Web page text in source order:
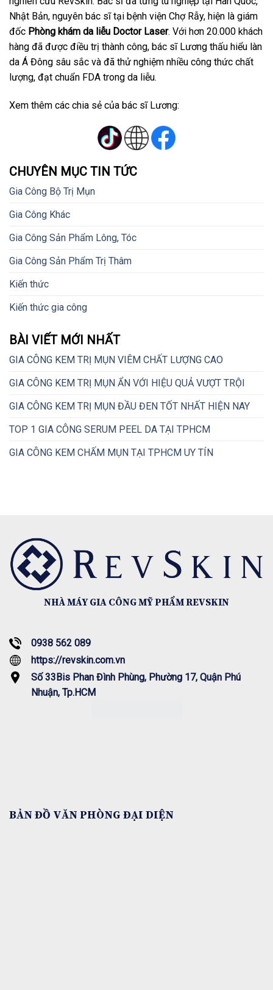
Nhật Bản, nguyên bác sĩ tại bệnh viện Chợ Rẫy, hiện là giám
đốc Phòng khám da liễu Doctor Laser. Với hơn 20.000 khách
hàng đã được điều trị thành công, bác sĩ Lương thấu hiểu làn
da Á Đông sâu sắc và đã thử nghiệm nhiều công thức chất
lượng, đạt chuẩn FDA trong da liễu.
Xem thêm các chia sẻ của bác sĩ Lương:
CHUYÊN MỤC TIN TỨC
Gia Công Bộ Trị Mụn
Gia Công Khác
Gia Công Sản Phẩm Lông, Tóc
Gia Công Sản Phẩm Trị Thâm
Kiến thức
Kiến thức gia công
BÀI VIẾT MỚI NHẤT
GIA CÔNG KEM TRỊ MỤN VIÊM CHẤT LƯỢNG CAO
GIA CÔNG KEM TRỊ MỤN ẨN VỚI HIỆU QUẢ VƯỢT TRỘI
GIA CÔNG KEM TRỊ MỤN ĐẦU ĐEN TỐT NHẤT HIỆN NAY
TOP 1 GIA CÔNG SERUM PEEL DA TẠI TPHCM
GIA CÔNG KEM CHẤM MỤN TẠI TPHCM UY TÍN
NHÀ MÁY GIA CÔNG MỸ PHẨM REVSKIN
0938 562 089
https://revskin.com.vn
Số 33Bis Phan Đình Phùng, Phường 17, Quận Phú
Nhuận, Tp.HCM
BẢN ĐỒ VĂN PHÒNG ĐẠI DIỆN